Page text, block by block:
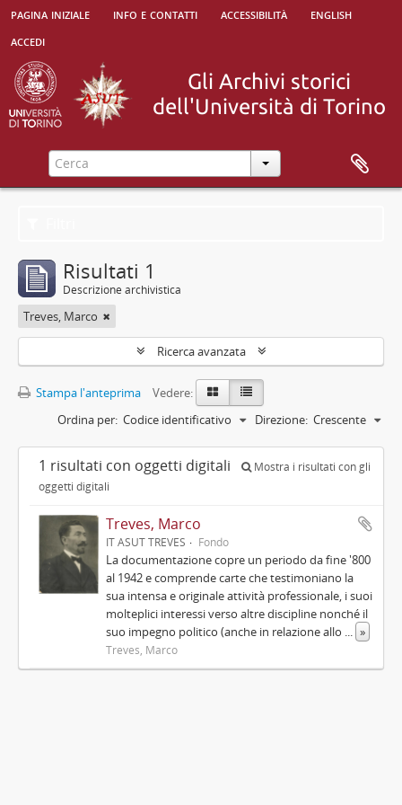
pagina iniziale info e contatti accessibilità
english
accedi
Risultati 1
Descrizione archivistica
Treves, Marco
Ricerca avanzata
Stampa l'anteprima
Vedere:
Ordina per: Codice identificativo Direzione: Crescente
1 risultati con oggetti digitali
Mostra i risultati con gli
oggetti digitali
Treves, Marco
IT ASUT TREVES Fondo
La documentazione copre un periodo da fine '800
al 1942 e comprende carte che testimoniano la
sua intensa e originale attività professionale, i suoi
molteplici interessi verso altre discipline nonché il
suo impegno politico (anche in relazione allo ... »
Treves, Marco